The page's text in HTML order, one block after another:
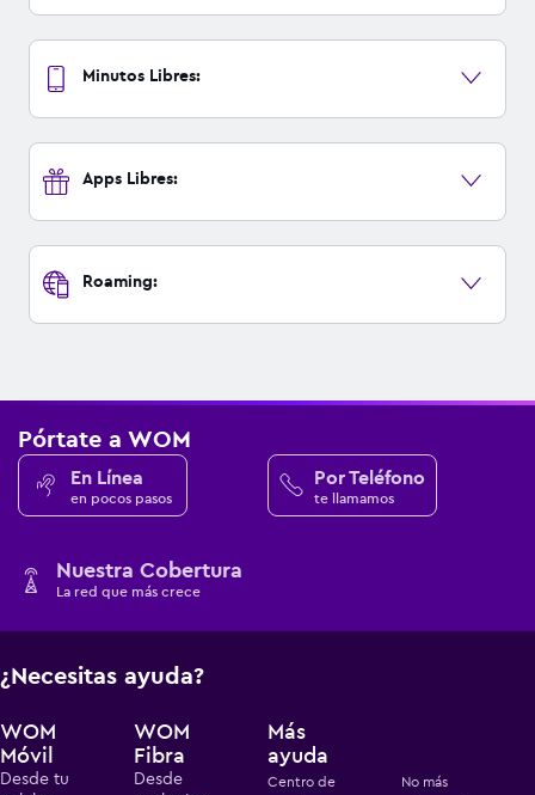
Minutos Libres:
Apps Libres:
Roaming:
Pórtate a WOM
En Línea
en pocos pasos
Por Teléfono
te llamamos
Nuestra Cobertura
La red que más crece
¿Necesitas ayuda?
WOM
Móvil
Desde tu
WOM
Fibra
Desde
Más
ayuda
Centro de
No más